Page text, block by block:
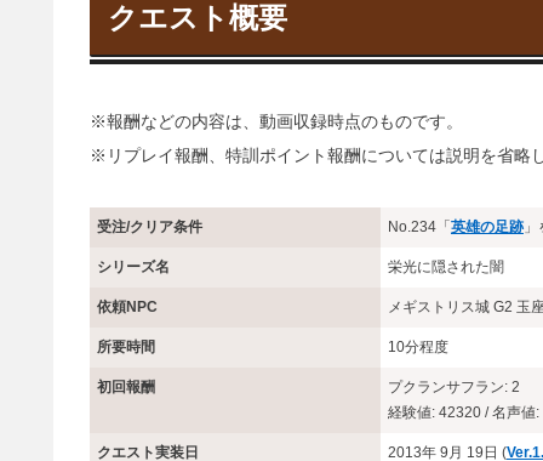
クエスト概要
※報酬などの内容は、動画収録時点のものです。
※リプレイ報酬、特訓ポイント報酬については説明を省略
受注/クリア条件 No.234「英雄の足跡
シリーズ名 栄光に隠された闇
依頼NPC メギストリス城 G2 玉
所要時間 10分程度
初回報酬
プクランサフラン: 2
経験値: 42320 / 名声値:
クエスト実装日 2013年 9月 19日 (